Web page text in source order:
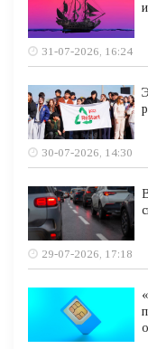
31-07-2026, 16:24
30-07-2026, 14:30
29-07-2026, 17:18